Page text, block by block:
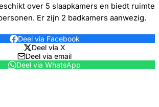
over 5 slaapkamers en biedt ruimte
Er zijn 2 badkamers aanwezig.
Deel via Facebook
Deel via X
Deel via email
Deel via WhatsApp